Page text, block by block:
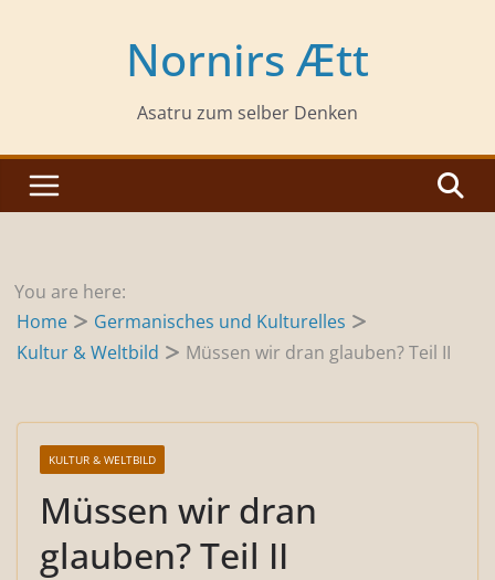
Nornirs Ætt
Asatru zum selber Denken
You are here:
Home
Germanisches und Kulturelles
Kultur & Weltbild
Müssen wir dran glauben? Teil II
KULTUR & WELTBILD
Müssen wir dran
glauben? Teil II